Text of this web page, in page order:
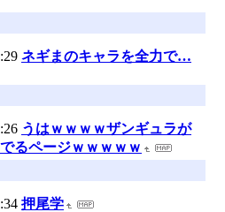
ネギまのキャラを全力で…
うはｗｗｗｗザンギュラが
るページｗｗｗｗｗ
押尾学